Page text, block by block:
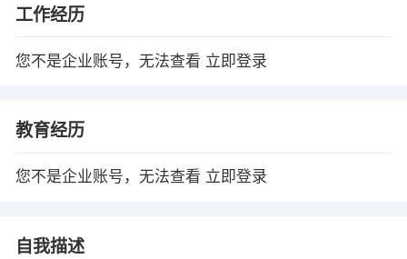
工作经历
您不是企业账号，无法查看 立即登录
教育经历
您不是企业账号，无法查看 立即登录
自我描述